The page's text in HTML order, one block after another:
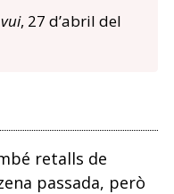
, 27 d’abril del
retalls de
passada, però